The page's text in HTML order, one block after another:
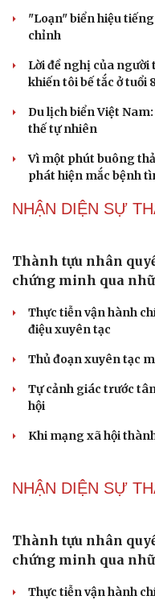
"Loạn" biển hiệu
chỉnh
Lời đề nghị của
khiến tôi bế tắc ở tuổi
Du lịch biển Việt
thế tự nhiên
Vì một phút buông
phát hiện mắc bệnh
NHẬN DIỆN SỰ
Thành tựu nhân
chứng minh qua
Thực tiễn vận hành
điệu xuyên tạc
Thủ đoạn xuyên tạc
Tự cảnh giác trước
hội
Khi mạng xã hội
NHẬN DIỆN SỰ
Thành tựu nhân
chứng minh qua
Thực tiễn vận hành